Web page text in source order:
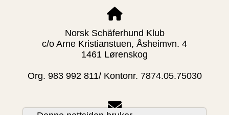
Norsk Schäferhund Klub
c/o Arne Kristianstuen, Åsheimvn. 4
1461 Lørenskog
Org. 983 992 811/ Kontonr. 7874.05.75030